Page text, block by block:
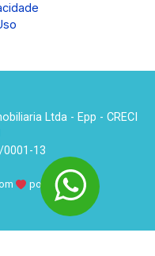
Ltda - Epp - CRECI
0001-13
por KUROLE